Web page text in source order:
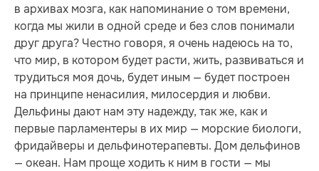
в архивах мозга, как напоминание о том времени,
когда мы жили в одной среде и без слов понимали
друг друга? Честно говоря, я очень надеюсь на то,
что мир, в котором будет расти, жить, развиваться и
трудиться моя дочь, будет иным — будет построен
на принципе ненасилия, милосердия и любви.
Дельфины дают нам эту надежду, так же, как и
первые парламентеры в их мир — морские биологи,
фридайверы и дельфинотерапевты. Дом дельфинов
— океан. Нам проще ходить к ним в гости — мы